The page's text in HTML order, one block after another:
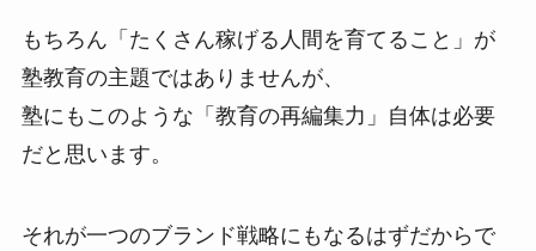
もちろん「たくさん稼げる人間を育てること」が
塾教育の主題ではありませんが、
塾にもこのような「教育の再編集力」自体は必要
だと思います。
それが一つのブランド戦略にもなるはずだからで